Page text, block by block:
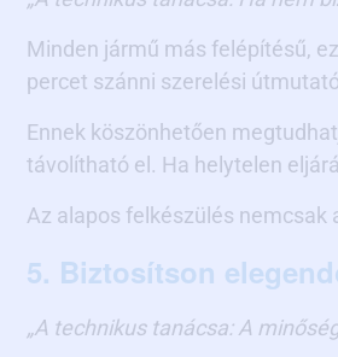
Minden jármű más felépítésű,
percet szánni szerelési
Ennek köszönhetően
távolítható el. Ha helytelen
Az alapos felkészülés
5. Biztosítson
„A technikus tanácsa: A